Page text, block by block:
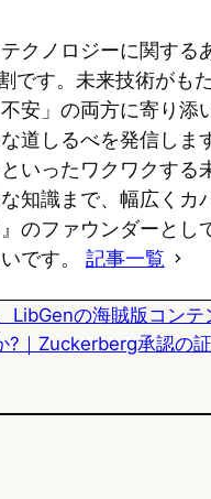
クノロジーに関する
です。未来技術がも
安」の両方に寄り添
道しるべを発信しま
いったワクワクする
知識まで、幅広くカ
のファウンダーとし
です。 記事一覧
LibGenの海賊版コンテ
?｜Zuckerberg承認の